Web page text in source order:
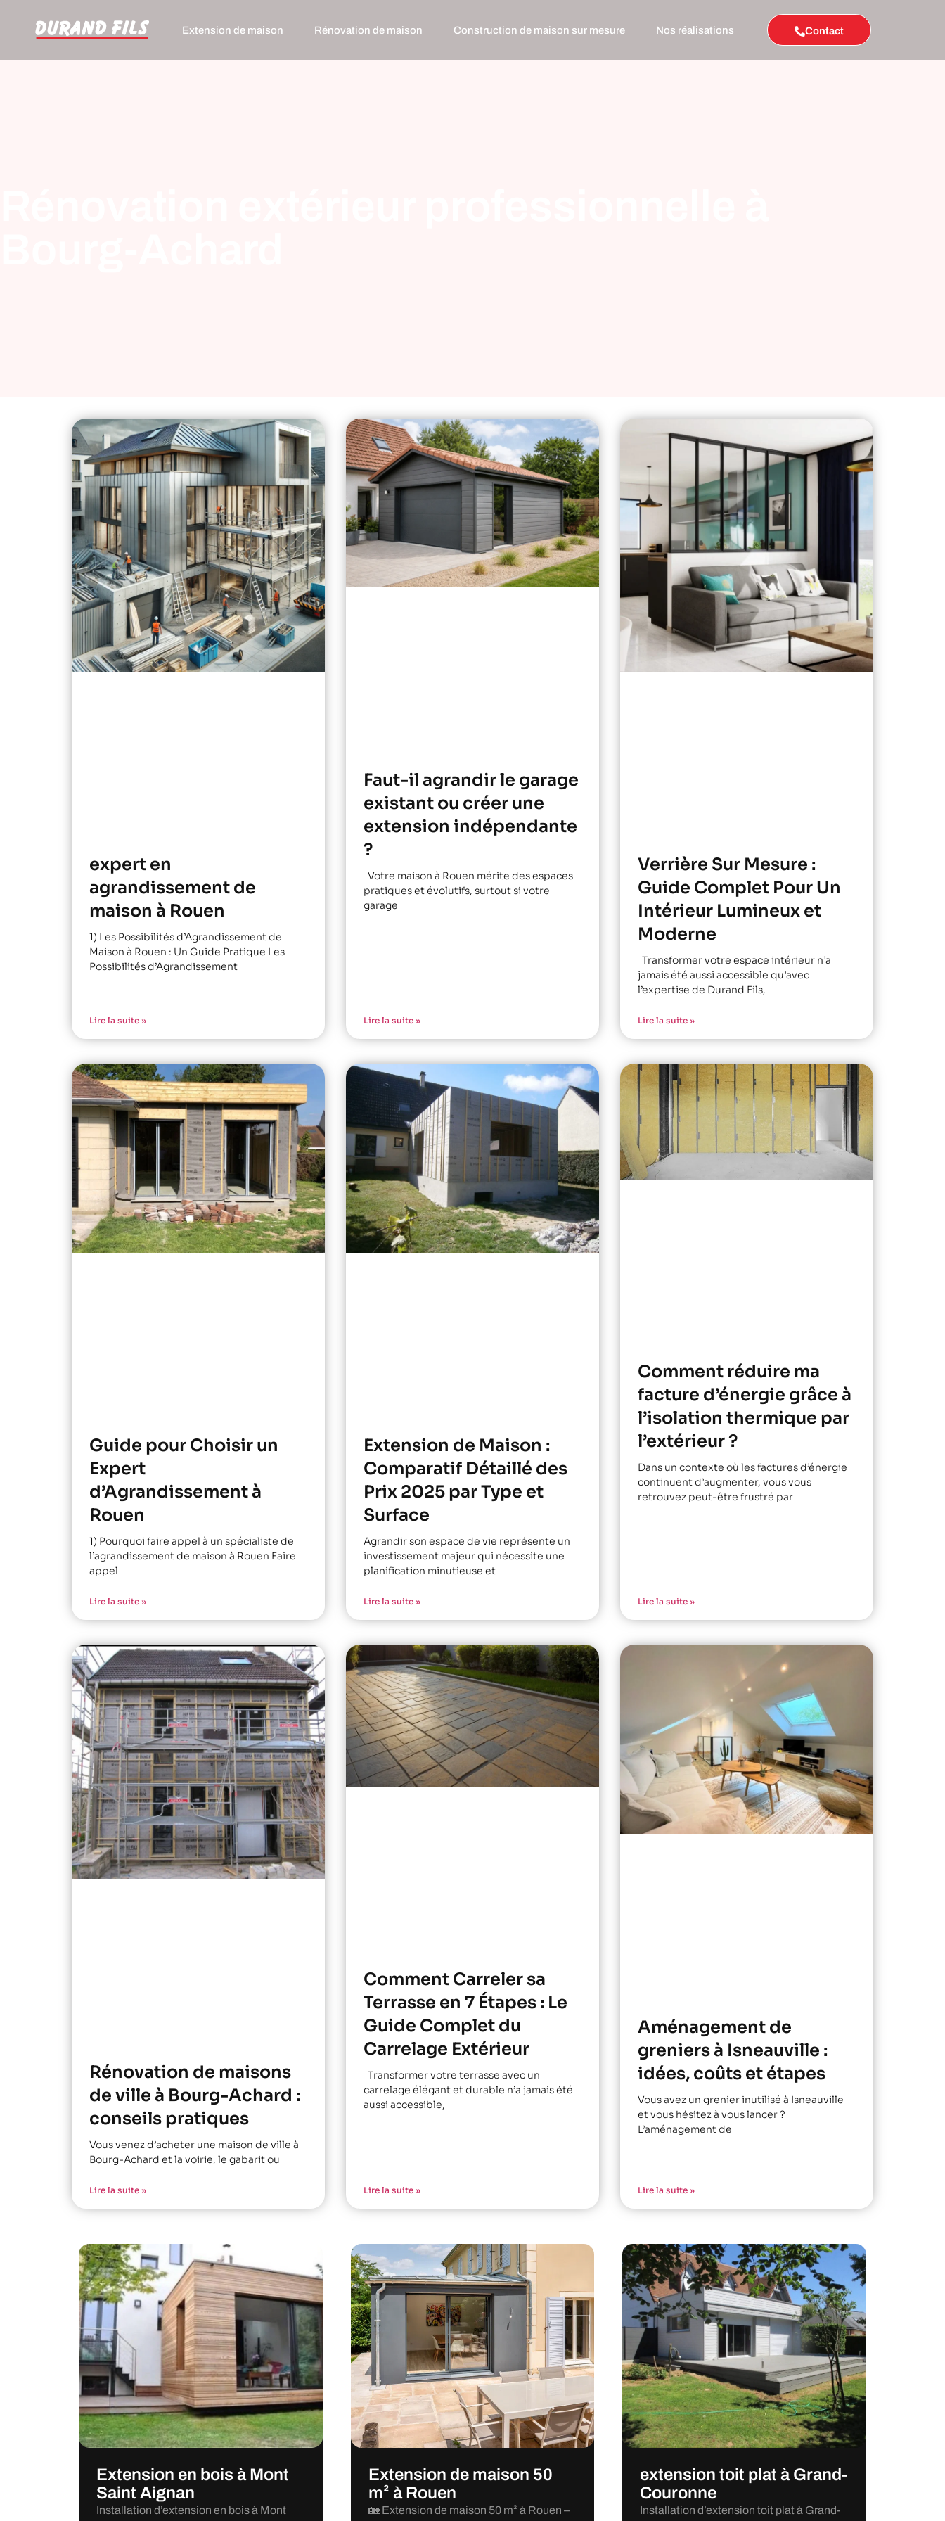
Extension de maison Rénovation de maison Construction de maison sur mesure Nos réalisations Contact
expert en
agrandissement de
maison à Rouen
1) Les Possibilités d’Agrandissement de
Maison à Rouen : Un Guide Pratique Les
Possibilités d’Agrandissement
Lire la suite »
Faut-il agrandir le garage
existant ou créer une
extension indépendante
?
Votre maison à Rouen mérite des espaces
pratiques et évolutifs, surtout si votre
garage
Lire la suite »
Verrière Sur Mesure :
Guide Complet Pour Un
Intérieur Lumineux et
Moderne
Transformer votre espace intérieur n’a
jamais été aussi accessible qu’avec
l’expertise de Durand Fils,
Lire la suite »
Guide pour Choisir un
Expert
d’Agrandissement à
Rouen
1) Pourquoi faire appel à un spécialiste de
l’agrandissement de maison à Rouen Faire
appel
Lire la suite »
Extension de Maison :
Comparatif Détaillé des
Prix 2025 par Type et
Surface
Agrandir son espace de vie représente un
investissement majeur qui nécessite une
planification minutieuse et
Lire la suite »
Comment réduire ma
facture d’énergie grâce à
l’isolation thermique par
l’extérieur ?
Dans un contexte où les factures d’énergie
continuent d’augmenter, vous vous
retrouvez peut-être frustré par
Lire la suite »
Rénovation de maisons
de ville à Bourg-Achard :
conseils pratiques
Vous venez d’acheter une maison de ville à
Bourg-Achard et la voirie, le gabarit ou
Lire la suite »
Comment Carreler sa
Terrasse en 7 Étapes : Le
Guide Complet du
Carrelage Extérieur
Transformer votre terrasse avec un
carrelage élégant et durable n’a jamais été
aussi accessible,
Lire la suite »
Aménagement de
greniers à Isneauville :
idées, coûts et étapes
Vous avez un grenier inutilisé à Isneauville
et vous hésitez à vous lancer ?
L’aménagement de
Lire la suite »
Extension en bois à Mont
Saint Aignan
Installation d’extension en bois à Mont
Extension de maison 50
m² à Rouen
🏡 Extension de maison 50 m² à Rouen –
extension toit plat à Grand-
Couronne
Installation d’extension toit plat à Grand-